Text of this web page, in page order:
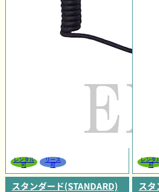
レンタル
可
リース
可
レンタ
可
スタンダード(STANDARD) スタ